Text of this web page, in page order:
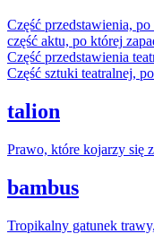
Część przedstawienia, po
część aktu, po której
Część przedstawienia
Część sztuki teatralnej, po
talion
Prawo, które kojarzy się z
bambus
Tropikalny gatunek trawy,